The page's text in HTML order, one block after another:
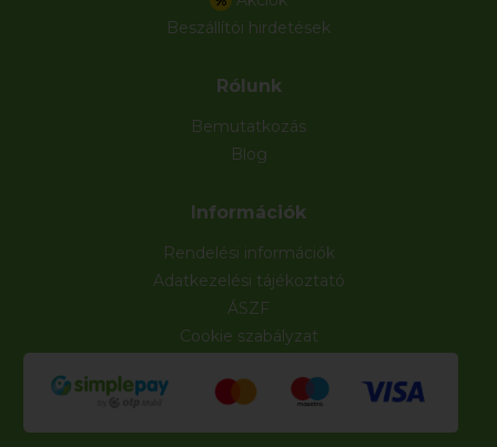
Beszállítói hirdetések
Rólunk
Bemutatkozás
Blog
Információk
Rendelési információk
Adatkezelési tájékoztató
ÁSZF
Cookie szabályzat